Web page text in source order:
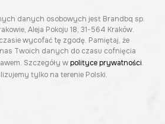
danych osobowych jest Brandbq sp.
Aleja Pokoju 18, 31-564 Kraków.
wycofać tę zgodę. Pamiętaj, że
Twoich danych do czasu cofnięcia
Szczegóły w polityce prywatności.
tylko na terenie Polski.